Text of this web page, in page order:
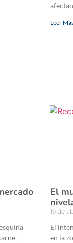
Leer
El
19 de
El
en la